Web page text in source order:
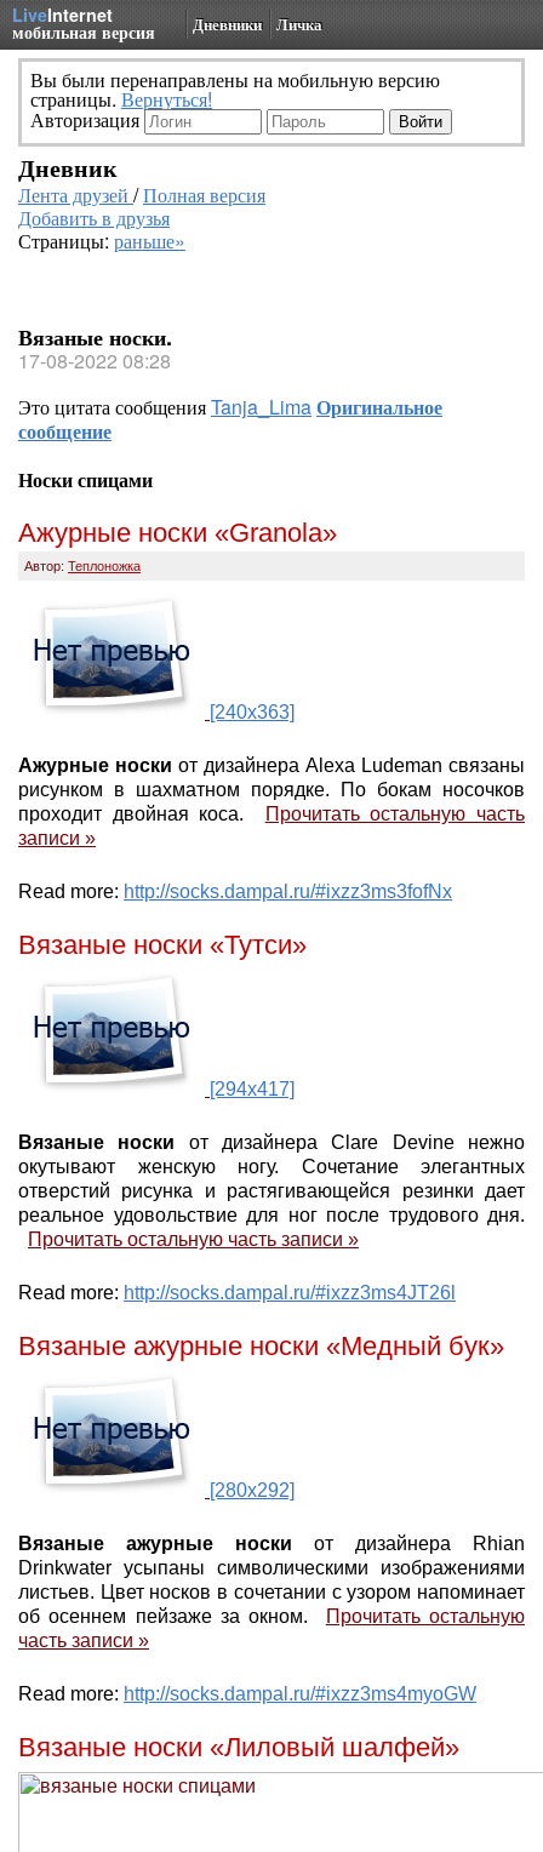
LiveInternet
мобильная версия Дневники Личка
Вы были перенаправлены на мобильную версию
страницы. Вернуться!
Авторизация
Дневник
Лента друзей /Полная версия
Добавить в друзья
Страницы: раньше»
Вязаные носки.
17-08-2022 08:28
Это цитата сообщенияTanja_LimaОригинальное
сообщение
Носки спицами
Ажурные носки «Granola»
Автор: Теплоножка
[240x363]
Ажурные носки от дизайнера Alexa Ludeman связаны
рисунком в шахматном порядке. По бокам носочков
проходит двойная коса.
Прочитать остальную часть
записи »
Read more: http://socks.dampal.ru/#ixzz3ms3fofNx
Вязаные носки «Тутси»
[294x417]
Вязаные носки от дизайнера Clare Devine нежно
окутывают женскую ногу. Сочетание элегантных
отверстий рисунка и растягивающейся резинки дает
реальное удовольствие для ног после трудового дня.
Прочитать остальную часть записи »
Read more: http://socks.dampal.ru/#ixzz3ms4JT26l
Вязаные ажурные носки «Медный бук»
[280x292]
Вязаные ажурные носки от дизайнера Rhian
Drinkwater усыпаны символическими изображениями
листьев. Цвет носков в сочетании с узором напоминает
об осеннем пейзаже за окном.
Прочитать остальную
часть записи »
Read more: http://socks.dampal.ru/#ixzz3ms4myoGW
Вязаные носки «Лиловый шалфей»